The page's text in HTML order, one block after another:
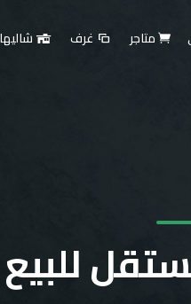
للبيع
متاجر غرف